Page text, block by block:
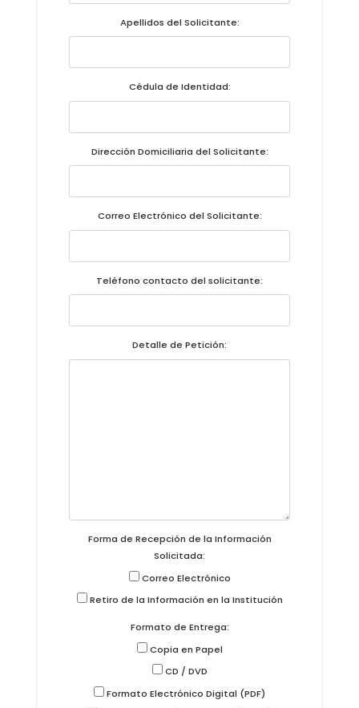
Convocatorias
Plan de desarrollo y Ordenamiento Territorial -
Convenios Institucionales
PRESUPUESTO: EJECUCIÓN Y REPORTES
Cédulas presupuestarias y balances
Procesos de contratación
Ejecución Presupuestaria
Apellidos del Solicitante:
Cédula de Identidad:
Dirección Domiciliaria del Solicitante:
Correo Electrónico del Solicitante:
Teléfono contacto del solicitante:
Detalle de Petición:
Forma de Recepción de la Información
Solicitada:
Correo Electrónico
Retiro de la Información en la Institución
Formato de Entrega:
Copia en Papel
CD / DVD
Formato Electrónico Digital (PDF)